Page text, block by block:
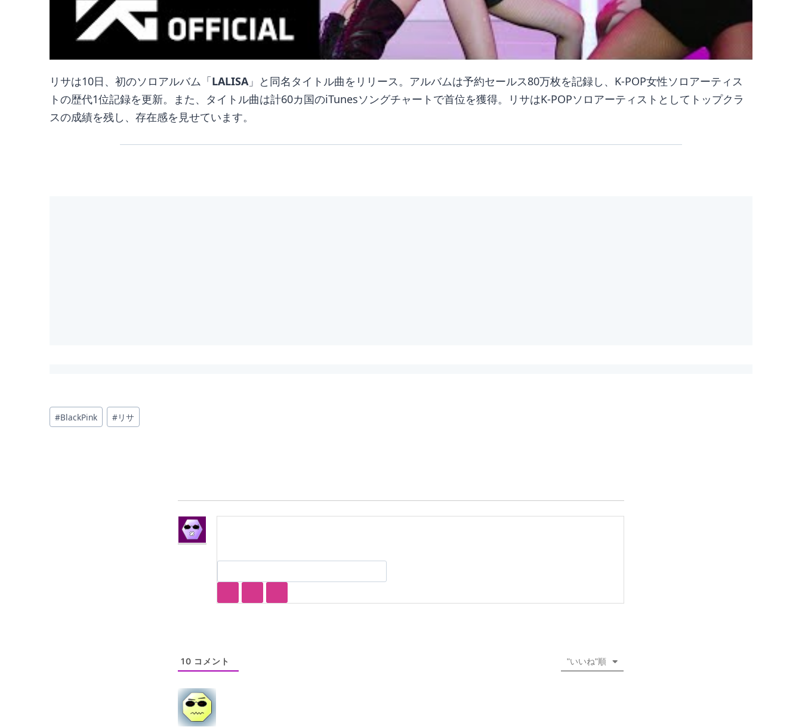
リサは10日、初のソロアルバム「LALISA 」と同名タイトル曲をリリース。アルバムは予約セールス80万枚を記録し、K-POP女性ソロアーティス
トの歴代1位記録を更新。また、タイトル曲は計60カ国のiTunesソングチャートで首位を獲得。リサはK-POPソロアーティストとしてトップクラ
スの成績を残し、存在感を見せています。
投
稿
#BlackPink #リサ
10 コメント "いいね"順